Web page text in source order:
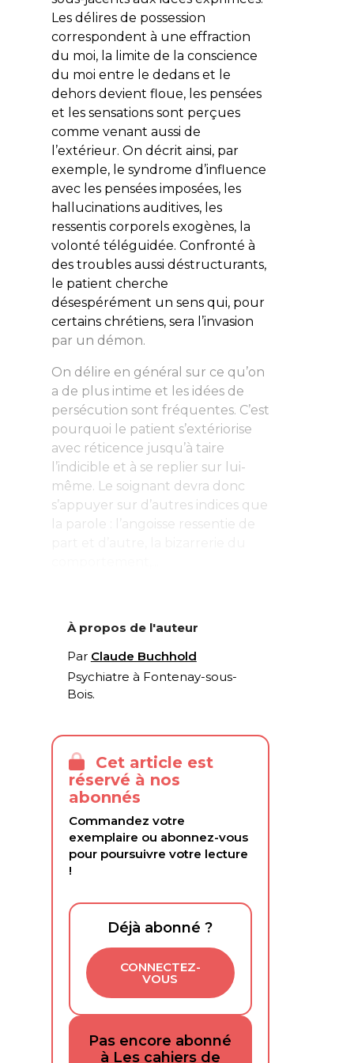
Les délires de possession
correspondent à une effraction
du moi, la limite de la conscience
du moi entre le dedans et le
dehors devient floue, les pensées
et les sensations sont perçues
comme venant aussi de
l’extérieur. On décrit ainsi, par
exemple, le syndrome d’influence
avec les pensées imposées, les
hallucinations auditives, les
ressentis corporels exogènes, la
volonté téléguidée. Confronté à
des troubles aussi déstructurants,
le patient cherche
désespérément un sens qui, pour
certains chrétiens, sera l’invasion
par un démon.
On délire en général sur ce qu’on
a de plus intime et les idées de
persécution sont fréquentes. C’est
pourquoi le patient s’extériorise
avec réticence jusqu’à taire
l’indicible et à se replier sur lui-
même. Le soignant devra donc
s’appuyer sur d’autres indices que
la parole : l’angoisse ressentie de
À propos de l'auteur
Par Claude Buchhold
Psychiatre à Fontenay-sous-
Bois.
Cet article est
réservé à nos
abonnés
Commandez votre
exemplaire ou abonnez-vous
pour poursuivre votre lecture
!
Déjà abonné ?
CONNECTEZ-
VOUS
Pas encore abonné
à Les cahiers de